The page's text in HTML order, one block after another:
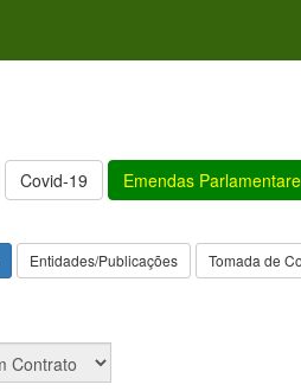
Covid-19 Emendas
Entidades/Publicações Tomada de